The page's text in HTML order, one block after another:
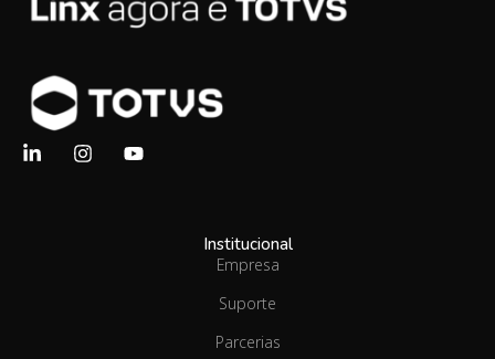
Institucional
Empresa
Suporte
Parcerias